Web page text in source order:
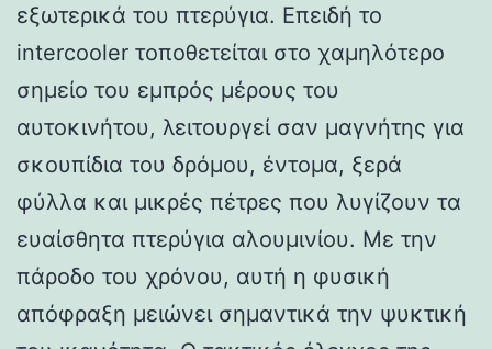
εξωτερικά του πτερύγια. Επειδή το
intercooler τοποθετείται στο χαμηλότερο
σημείο του εμπρός μέρους του
αυτοκινήτου, λειτουργεί σαν μαγνήτης για
σκουπίδια του δρόμου, έντομα, ξερά
φύλλα και μικρές πέτρες που λυγίζουν τα
ευαίσθητα πτερύγια αλουμινίου. Με την
πάροδο του χρόνου, αυτή η φυσική
απόφραξη μειώνει σημαντικά την ψυκτική